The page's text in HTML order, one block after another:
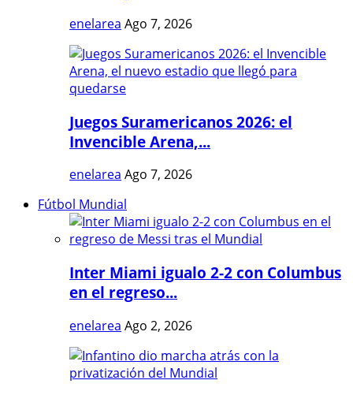
enelarea Ago 7, 2026
Juegos Suramericanos 2026: el
Invencible Arena,...
enelarea Ago 7, 2026
Fútbol Mundial
Inter Miami igualo 2-2 con Columbus
en el regreso...
enelarea Ago 2, 2026